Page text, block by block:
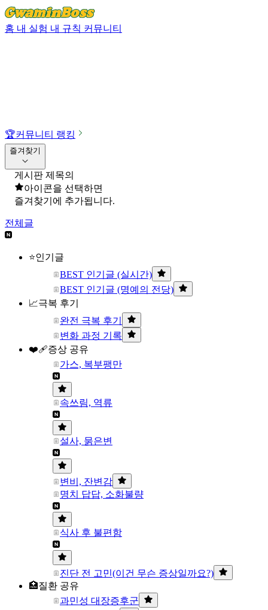
홈 내 실험 내 규칙 커뮤니티
🏆커뮤니티 랭킹
즐겨찾기
게시판 제목의
아이콘을 선택하면
즐겨찾기에 추가됩니다.
전체글
⭐인기글
BEST 인기글 (실시간)
BEST 인기글 (명예의 전당)
📈극복 후기
완전 극복 후기
변화 과정 기록
❤️‍🩹증상 공유
가스, 복부팽만
속쓰림, 역류
설사, 묽은변
변비, 잔변감
명치 답답, 소화불량
식사 후 불편함
진단 전 고민(이건 무슨 증상일까요?)
🏥질환 공유
과민성 대장증후군